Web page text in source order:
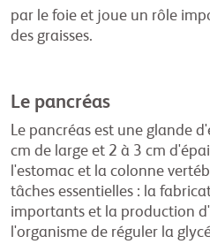
par le foie et joue un rôle
des graisses.
Le pancréas
Le pancréas est une glande
cm de large et 2 à 3 cm
l'estomac et la colonne
tâches essentielles : la
importants et la production
l'organisme de réguler la